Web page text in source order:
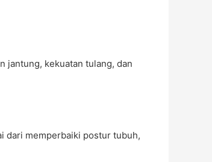
jantung, kekuatan tulang, dan
dari memperbaiki postur tubuh,